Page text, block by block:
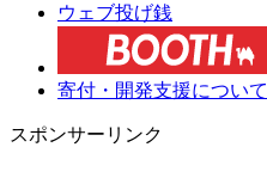
ウェブ投げ銭
寄付・開発支援について
スポンサーリンク